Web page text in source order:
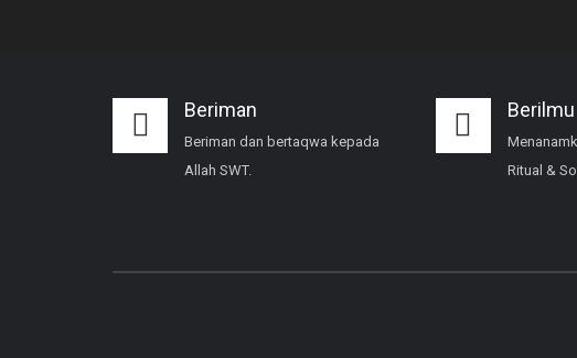
Beriman
Beriman dan bertaqwa kepada
Allah SWT.
Berilmu
Ritual &